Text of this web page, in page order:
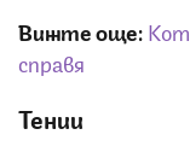
Вижте още:
справя
Тении